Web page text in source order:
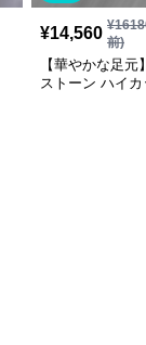
¥14,560 ¥
前)
【華やかな足元
ストーン ハイ